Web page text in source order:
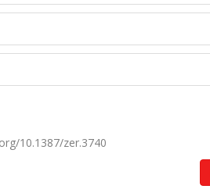
10.1387/zer.3740